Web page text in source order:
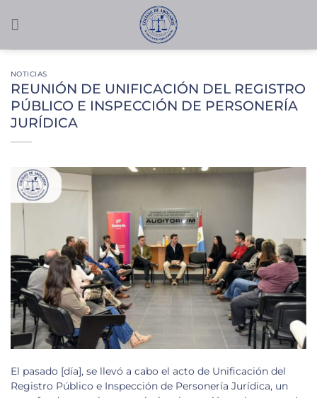
NOTICIAS
REUNIÓN DE UNIFICACIÓN DEL REGISTRO
PÚBLICO E INSPECCIÓN DE PERSONERÍA
JURÍDICA
El pasado [día], se llevó a cabo el acto de Unificación del
Registro Público e Inspección de Personería Jurídica, un